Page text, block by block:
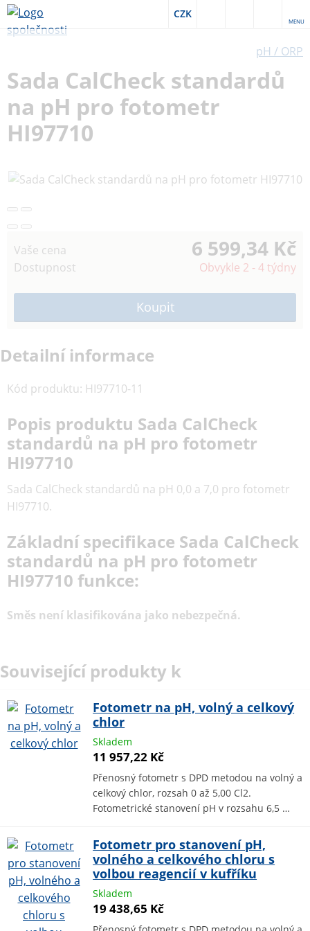
CZK
MENU
pH / ORP
Sada CalCheck standardů
na pH pro fotometr
HI97710
Vaše cena 6 599,34 Kč
Dostupnost Obvykle 2 - 4 týdny
Detailní informace
Kód produktu: HI97710-11
Popis produktu Sada CalCheck
standardů na pH pro fotometr
HI97710
Sada CalCheck standardů na pH 0,0 a 7,0 pro fotometr
HI97710.
Základní specifikace Sada CalCheck
standardů na pH pro fotometr
HI97710 funkce:
Směs není klasifikována jako nebezpečná.
Související produkty k
Fotometr na pH, volný a celkový
chlor
Skladem
11 957,22 Kč
Přenosný fotometr s DPD metodou na volný a
celkový chlor, rozsah 0 až 5,00 Cl2.
Fotometrické stanovení pH v rozsahu 6,5 …
Fotometr pro stanovení pH,
volného a celkového chloru s
volbou reagencií v kufříku
Skladem
19 438,65 Kč